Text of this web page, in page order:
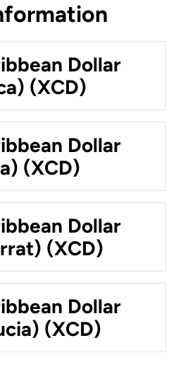
Dollar
(XCD)
Dollar
(XCD)
Dollar
(XCD)
Dollar
(XCD)